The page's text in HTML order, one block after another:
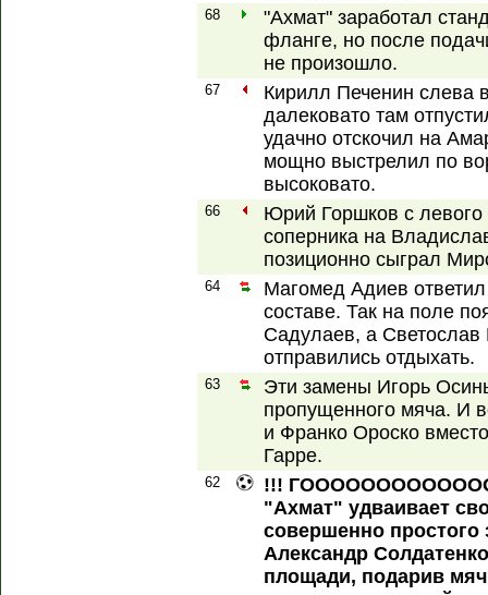
68
"Ахмат" заработал
фланге, но после
не произошло.
67
Кирилл Печенин слева
далековато там
удачно отскочил на
мощно выстрелил по
высоковато.
66
Юрий Горшков с
соперника на
позиционно сыграл
64
Магомед Адиев
составе. Так на поле
Садулаев, а
отправились отдыхать.
63
Эти замены Игорь
пропущенного мяча. И
и Франко Ороско
Гарре.
62
!!!
"Ахмат" удваивает
совершенно простого
Александр
площади, подарив